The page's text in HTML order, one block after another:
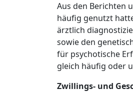
Aus den Berichten
häufig genutzt
ärztlich
sowie den
für psychotische
gleich häufig oder
Zwillings- und